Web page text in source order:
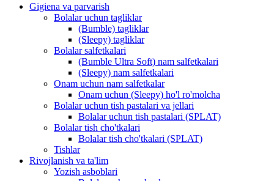
Gigiena va parvarish
Bolalar uchun tagliklar
(Bumble) tagliklar
(Sleepy) tagliklar
Bolalar salfetkalari
(Bumble Ultra Soft) nam salfetkalari
(Sleepy) nam salfetkalari
Onam uchun nam salfetkalar
Onam uchun (Sleepy) ho'l ro'molcha
Bolalar uchun tish pastalari va jellari
Bolalar uchun tish pastalari (SPLAT)
Bolalar tish cho'tkalari
Bolalar tish cho'tkalari (SPLAT)
Tishlar
Rivojlanish va ta'lim
Yozish asboblari